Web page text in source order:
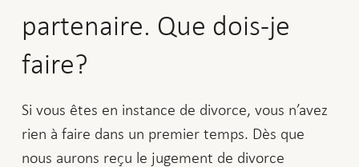
partenaire. Que dois-je
faire?
Si vous êtes en instance de divorce, vous n’avez
rien à faire dans un premier temps. Dès que
nous aurons reçu le jugement de divorce